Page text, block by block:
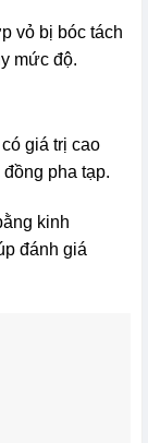
vỏ bị bóc tách
mức độ.
giá trị cao
pha tạp.
kinh
đánh giá